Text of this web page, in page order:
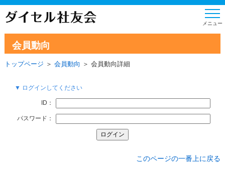
会員動向
トップページ ＞ 会員動向 ＞ 会員動向詳細
▼ ログインしてください
ID：
パスワード：
このページの一番上に戻る